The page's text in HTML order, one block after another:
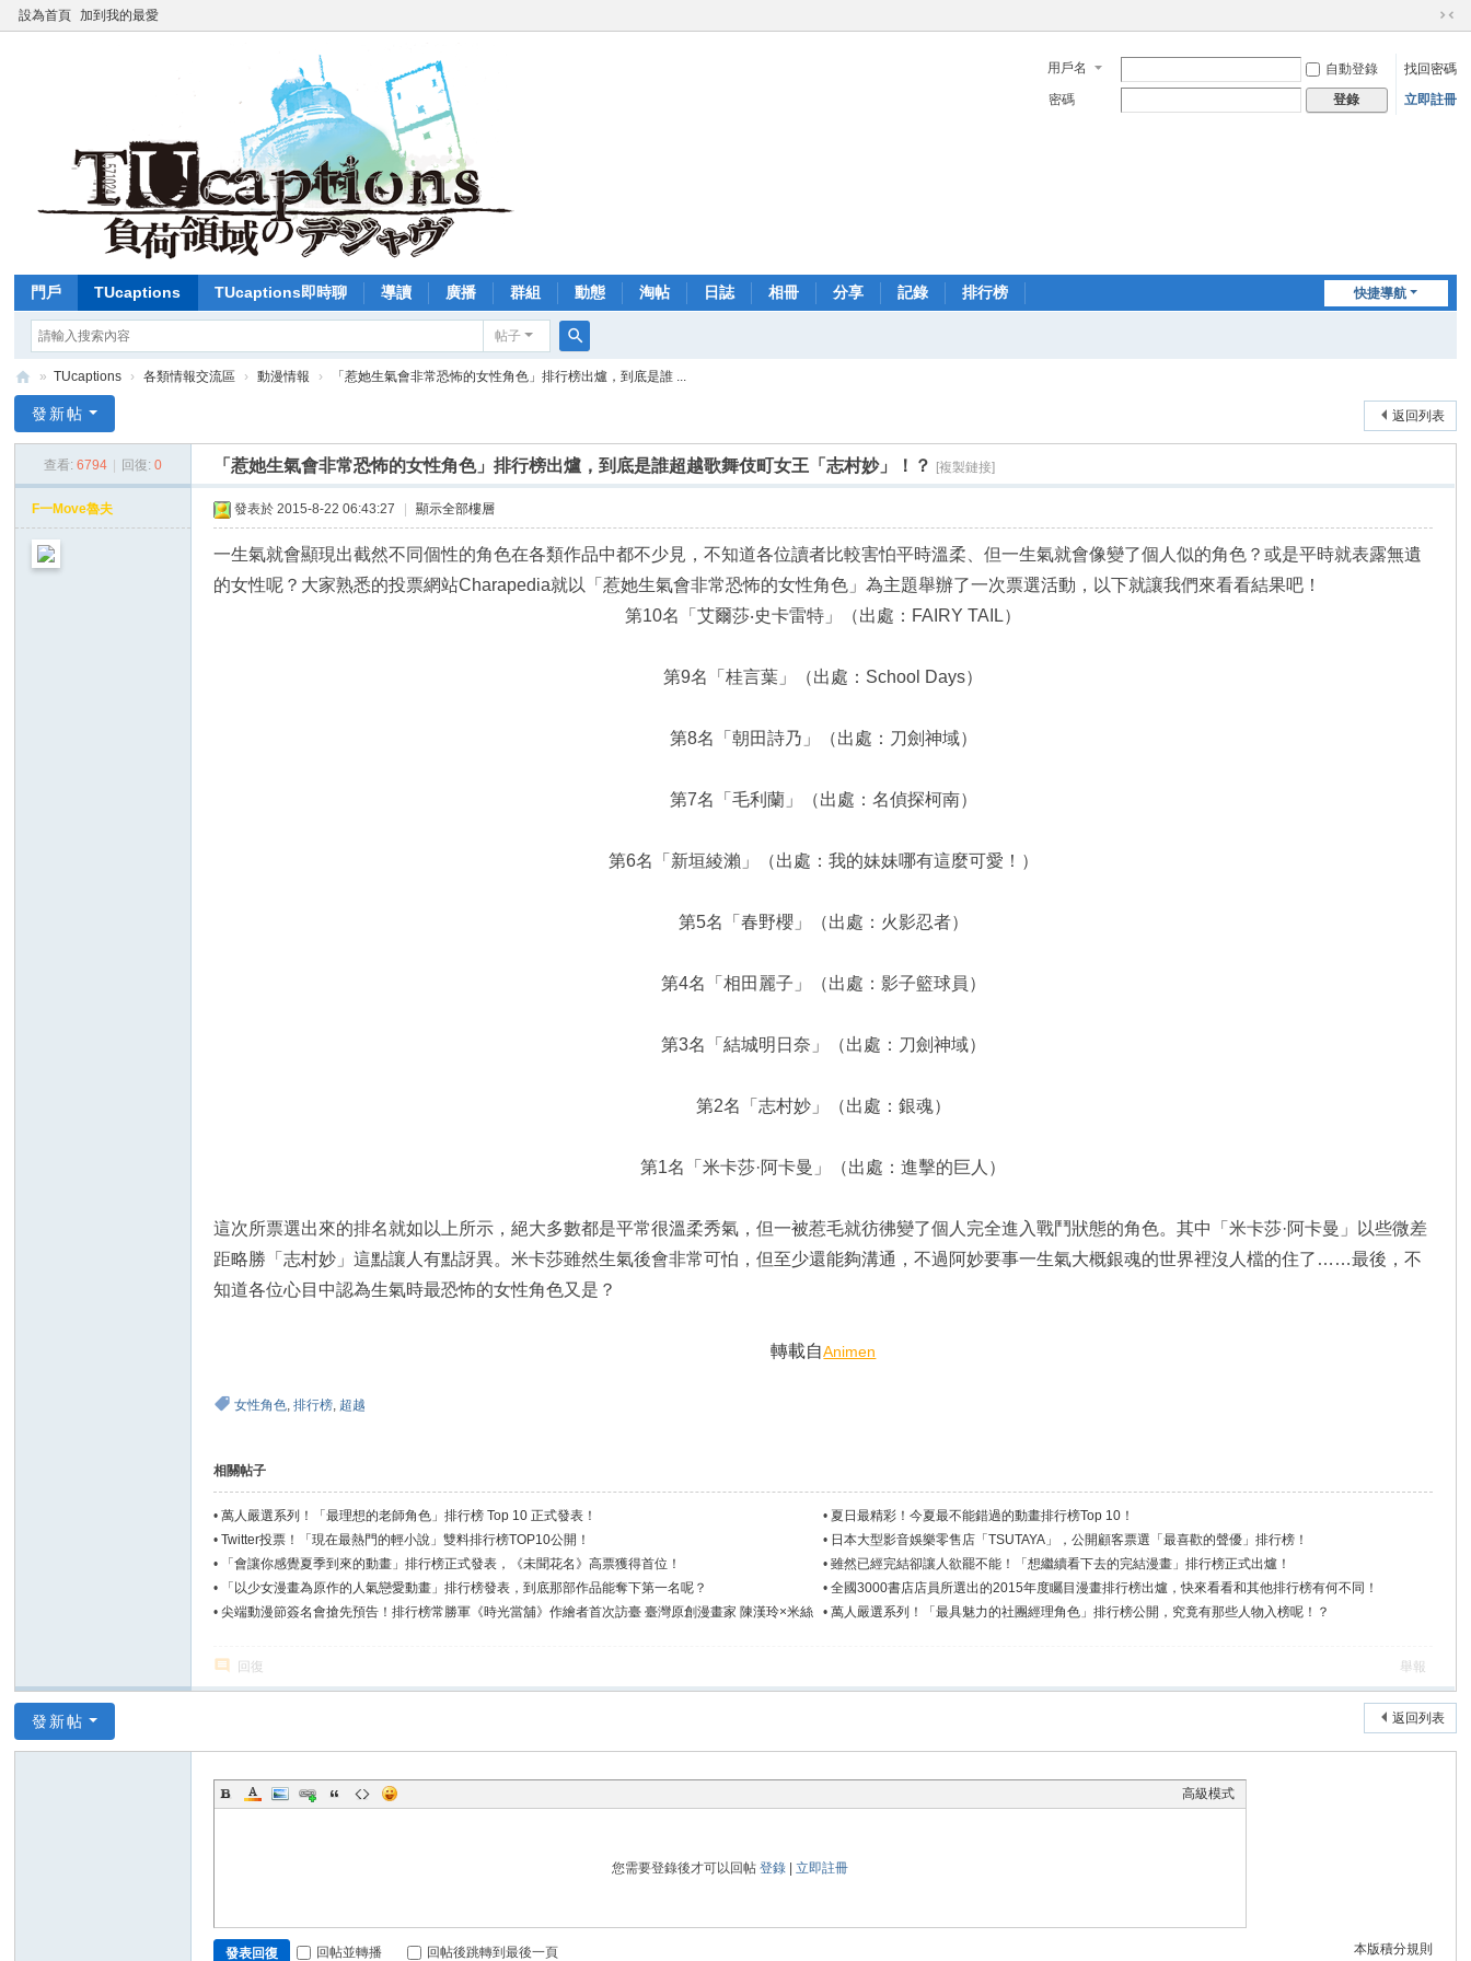
設為首頁 加到我的最愛
切
到
窄
用戶名 自動登錄
找回密碼
密碼
登錄 立即註冊
快捷導航
門戶 TUcaptions TUcaptions即時聊 導讀 廣播 群組 動態 淘帖 日誌 相冊 分享 記錄 排行榜
帖子
搜
U
» TUcaptions › 各類情報交流區 › 動漫情報 › 「惹她生氣會非常恐怖的女性角色」排行榜出爐，到底是誰 ...
返回列表
發新帖
查看: 6794 回復: 0 「惹她生氣會非常恐怖的女性角色」排行榜出爐，到底是誰超越歌舞伎町女王「志村妙」！？ [複製鏈接]
F一Move魯夫 發表於 2015-8-22 06:43:27 顯示全部樓層
一生氣就會顯現出截然不同個性的角色在各類作品中都不少見，不知道各位讀者比較害怕平時溫柔、但一生氣就會像變了個人似的角色？或是平時就表露無遺
的女性呢？大家熟悉的投票網站Charapedia就以「惹她生氣會非常恐怖的女性角色」為主題舉辦了一次票選活動，以下就讓我們來看看結果吧！
第10名「艾爾莎‧史卡雷特」（出處：FAIRY TAIL）
第9名「桂言葉」（出處：School Days）
第8名「朝田詩乃」（出處：刀劍神域）
第7名「毛利蘭」（出處：名偵探柯南）
第6名「新垣綾瀨」（出處：我的妹妹哪有這麼可愛！）
第5名「春野櫻」（出處：火影忍者）
第4名「相田麗子」（出處：影子籃球員）
第3名「結城明日奈」（出處：刀劍神域）
第2名「志村妙」（出處：銀魂）
第1名「米卡莎·阿卡曼」（出處：進擊的巨人）
這次所票選出來的排名就如以上所示，絕大多數都是平常很溫柔秀氣，但一被惹毛就彷彿變了個人完全進入戰鬥狀態的角色。其中「米卡莎·阿卡曼」以些微差
距略勝「志村妙」這點讓人有點訝異。米卡莎雖然生氣後會非常可怕，但至少還能夠溝通，不過阿妙要事一生氣大概銀魂的世界裡沒人檔的住了……最後，不
知道各位心目中認為生氣時最恐怖的女性角色又是？
轉載自Animen
女性角色,排行榜, 超越
相關帖子
•萬人嚴選系列！「最理想的老師角色」排行榜 Top 10 正式發表！ •夏日最精彩！今夏最不能錯過的動畫排行榜Top 10！
•Twitter投票！「現在最熱門的輕小說」雙料排行榜TOP10公開！ • 日本大型影音娛樂零售店「TSUTAYA」，公開顧客票選「最喜歡的聲優」排行榜！
•
「會讓你感覺夏季到來的動畫」排行榜正式發表，《未聞花名》高票獲得首位！ •雖然已經完結卻讓人欲罷不能！「想繼續看下去的完結漫畫」排行榜正式出爐！
•
「以少女漫畫為原作的人氣戀愛動畫」排行榜發表，到底那部作品能奪下第一名呢？ •全國3000書店店員所選出的2015年度矚目漫畫排行榜出爐，快來看看和其他排行榜有何不同！
• 尖端動漫節簽名會搶先預告！排行榜常勝軍《時光當舖》作繪者首次訪臺 臺灣原創漫畫家 陳漢玲×米絲
•萬人嚴選系列！「最具魅力的社團經理角色」排行榜公開，究竟有那些人物入榜呢！？
回復 舉報
返回列表
發新帖
高級模式
您需要登錄後才可以回帖登錄 |立即註冊
本版積分規則
發表回復 回帖並轉播 回帖後跳轉到最後一頁